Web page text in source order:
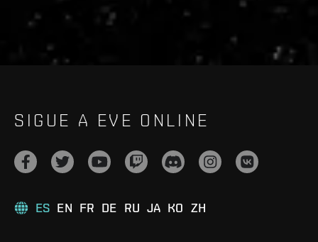
SIGUE A EVE ONLINE
ES EN FR DE RU JA KO ZH